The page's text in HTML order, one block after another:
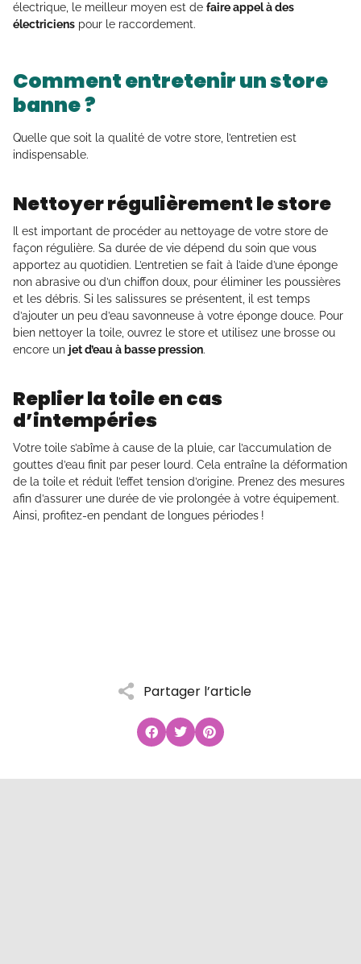
Partager l’article
électrique, le meilleur moyen est de faire appel à des
électriciens pour le raccordement.
Comment entretenir un store
banne ?
Quelle que soit la qualité de votre store, l’entretien est
indispensable.
Nettoyer régulièrement le store
Il est important de procéder au nettoyage de votre store de
façon régulière. Sa durée de vie dépend du soin que vous
apportez au quotidien. L’entretien se fait à l’aide d’une éponge
non abrasive ou d’un chiffon doux, pour éliminer les poussières
et les débris. Si les salissures se présentent, il est temps
d’ajouter un peu d’eau savonneuse à votre éponge douce. Pour
bien nettoyer la toile, ouvrez le store et utilisez une brosse ou
encore un jet d’eau à basse pression.
Replier la toile en cas
d’intempéries
Votre toile s’abîme à cause de la pluie, car l’accumulation de
gouttes d’eau finit par peser lourd. Cela entraîne la déformation
de la toile et réduit l’effet tension d’origine. Prenez des mesures
afin d’assurer une durée de vie prolongée à votre équipement.
Ainsi, profitez-en pendant de longues périodes !